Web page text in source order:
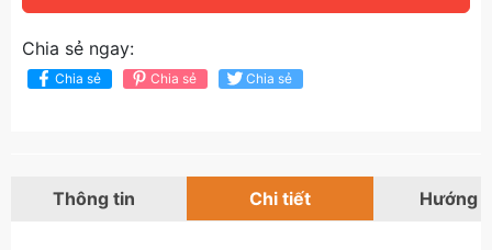
Chia sẻ ngay:
Chia sẻ Chia sẻ Chia sẻ
Thông tin Chi tiết Hướng